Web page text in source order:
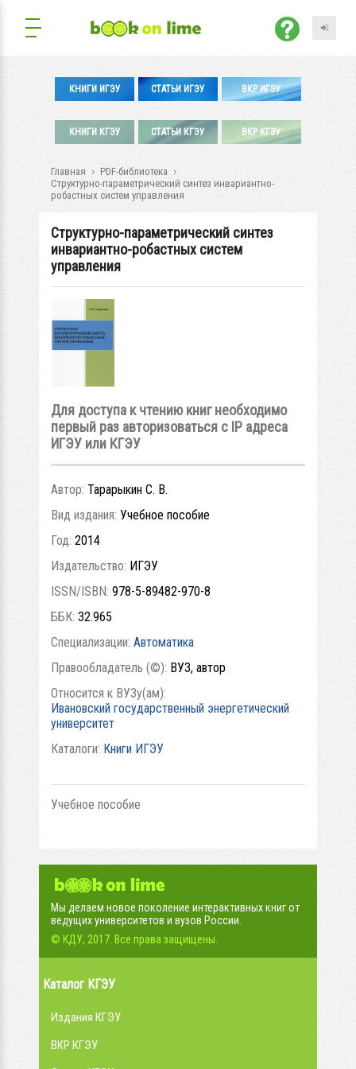
КНИГИ ИГЭУ СТАТЬИ ИГЭУ ВКР ИГЭУ
КНИГИ КГЭУ СТАТЬИ КГЭУ ВКР КГЭУ
Главная
PDF-библиотека
Структурно-параметрический синтез инвариантно-
робастных систем управления
Структурно-параметрический синтез
инвариантно-робастных систем
управления
Для доступа к чтению книг необходимо
первый раз авторизоваться с IP адреса
ИГЭУ или КГЭУ
Автор: Тарарыкин С. В.
Вид издания: Учебное пособие
Год: 2014
Издательство: ИГЭУ
ISSN/ISBN: 978-5-89482-970-8
ББК: 32.965
Специализации: Автоматика
Правообладатель (©): ВУЗ, автор
Относится к ВУЗу(ам):
Ивановский государственный энергетический
университет
Каталоги: Книги ИГЭУ
Учебное пособие
Мы делаем новое поколение интерактивных книг от
ведущих университетов и вузов России.
© КДУ, 2017. Все права защищены.
Каталог КГЭУ
Издания КГЭУ
ВКР КГЭУ